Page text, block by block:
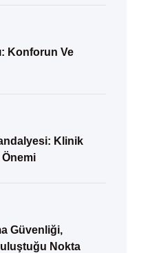
Konforun Ve
Klinik
Güvenliği,
Nokta